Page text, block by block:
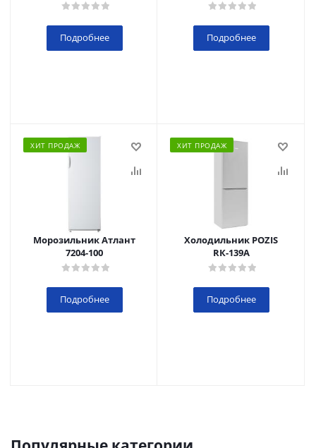
Подробнее Подробнее
ХИТ ПРОДАЖ
Морозильник Атлант
7204-100
Подробнее
ХИТ ПРОДАЖ
Холодильник POZIS
RК-139А
Подробнее